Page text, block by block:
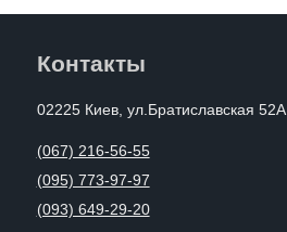
Контакты
02225 Киев, ул.Братиславская 52А
(067) 216-56-55
(095) 773-97-97
(093) 649-29-20